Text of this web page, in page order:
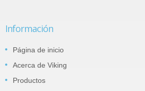
Información
Página de inicio
Acerca de Viking
Productos